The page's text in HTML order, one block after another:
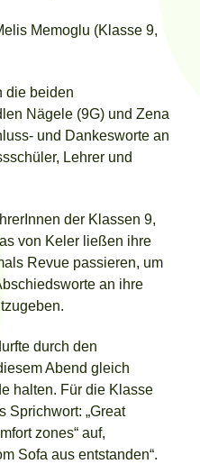
Memoglu (Klasse 9,
die beiden
Nägele (9G) und Zena
und Dankesworte an
Lehrer und
der Klassen 9,
von Keler ließen ihre
Revue passieren, um
an ihre
durch den
Abend gleich
halten. Für die Klasse
Sprichwort: „Great
zones“ auf,
Sofa aus entstanden“.